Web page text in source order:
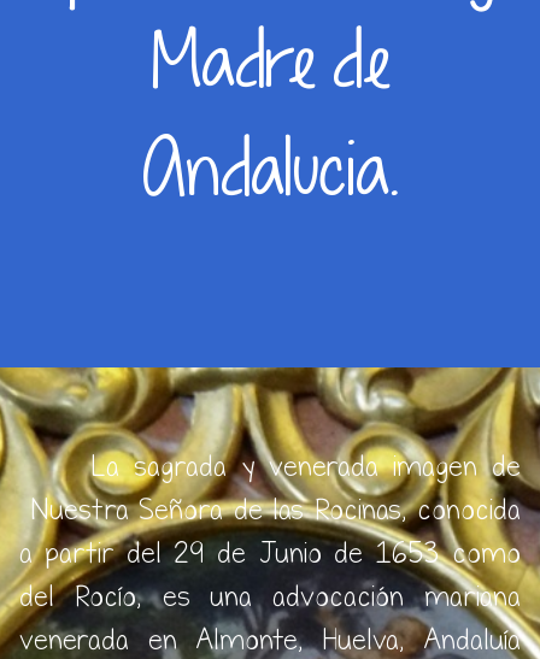
Madre de
Andalucia.
La sagrada y venerada imagen de
Nuestra Señora de las Rocinas, conocida
a partir del 29 de Junio de 1653 como
del Rocío, es una advocación mariana
venerada en Almonte, Huelva, Andaluía